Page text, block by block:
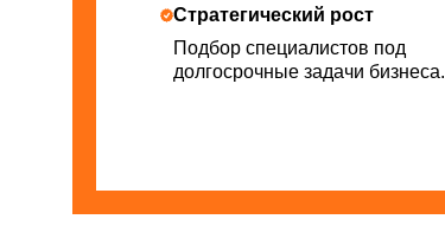
Стратегический рост
Подбор специалистов под
долгосрочные задачи бизнеса.